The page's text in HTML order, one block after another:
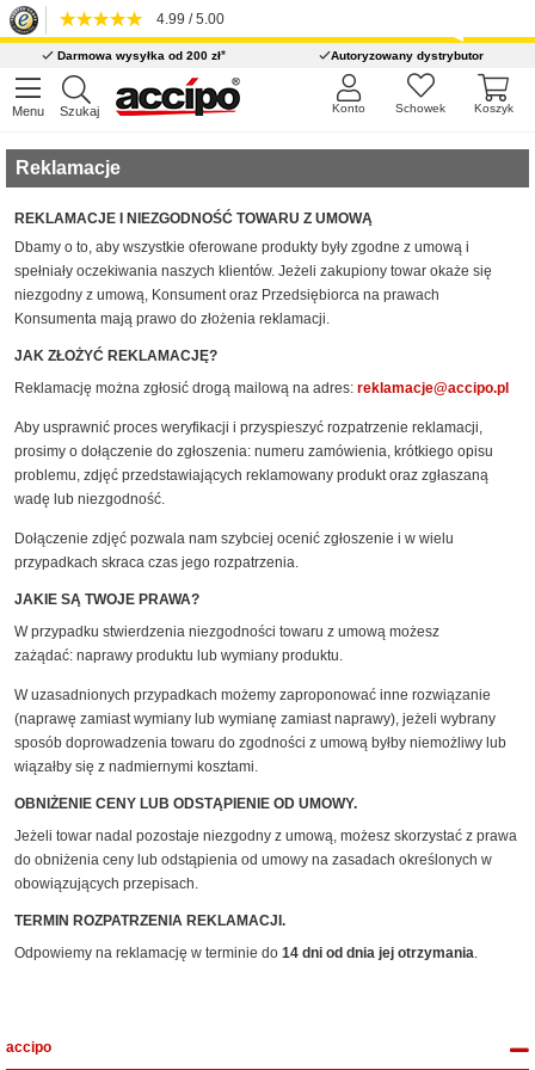
4.99 / 5.00
Darmowa wysyłka od 200 zł* Autoryzowany dystrybutor
Menu Szukaj Koszyk
Schowek
Konto
Reklamacje
REKLAMACJE I NIEZGODNOŚĆ TOWARU Z UMOWĄ
Dbamy o to, aby wszystkie oferowane produkty były zgodne z umową i
spełniały oczekiwania naszych klientów. Jeżeli zakupiony towar okaże się
niezgodny z umową, Konsument oraz Przedsiębiorca na prawach
Konsumenta mają prawo do złożenia reklamacji.
JAK ZŁOŻYĆ REKLAMACJĘ?
Reklamację można zgłosić drogą mailową na adres: reklamacje@accipo.pl
Aby usprawnić proces weryfikacji i przyspieszyć rozpatrzenie reklamacji,
prosimy o dołączenie do zgłoszenia: numeru zamówienia, krótkiego opisu
problemu, zdjęć przedstawiających reklamowany produkt oraz zgłaszaną
wadę lub niezgodność.
Dołączenie zdjęć pozwala nam szybciej ocenić zgłoszenie i w wielu
przypadkach skraca czas jego rozpatrzenia.
JAKIE SĄ TWOJE PRAWA?
W przypadku stwierdzenia niezgodności towaru z umową możesz
zażądać: naprawy produktu lub wymiany produktu.
W uzasadnionych przypadkach możemy zaproponować inne rozwiązanie
(naprawę zamiast wymiany lub wymianę zamiast naprawy), jeżeli wybrany
sposób doprowadzenia towaru do zgodności z umową byłby niemożliwy lub
wiązałby się z nadmiernymi kosztami.
OBNIŻENIE CENY LUB ODSTĄPIENIE OD UMOWY.
Jeżeli towar nadal pozostaje niezgodny z umową, możesz skorzystać z prawa
do obniżenia ceny lub odstąpienia od umowy na zasadach określonych w
obowiązujących przepisach.
TERMIN ROZPATRZENIA REKLAMACJI.
Odpowiemy na reklamację w terminie do 14 dni od dnia jej otrzymania.
accipo